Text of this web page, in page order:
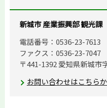
新城市 産業振興部 観光課
電話番号：0536-23-7613
ファクス：0536-23-7047
〒441-1392 愛知県新城市
お問い合わせはこちら